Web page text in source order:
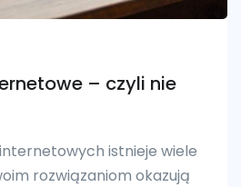
– czyli nie
istnieje wiele
rozwiązaniom okazują